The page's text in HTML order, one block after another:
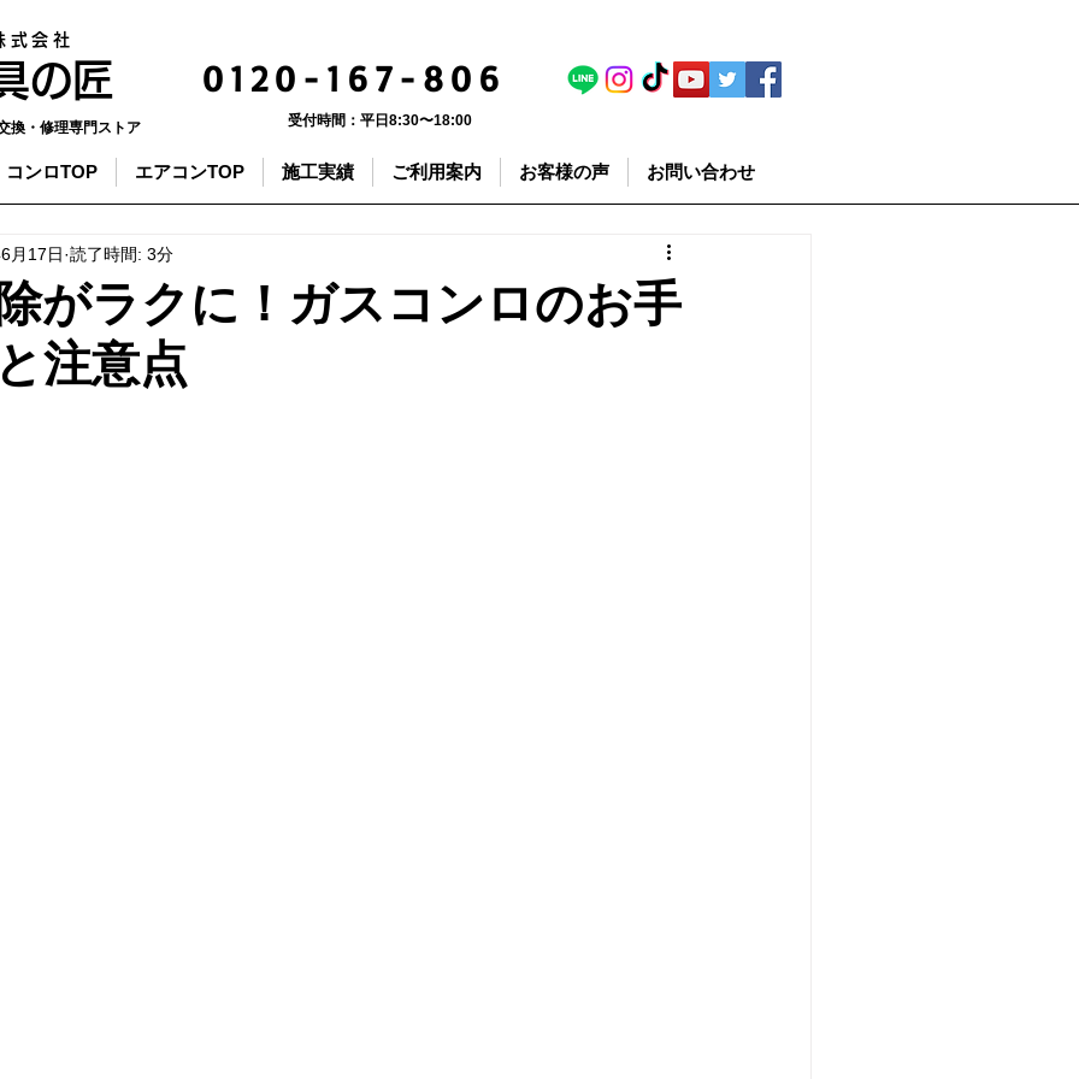
式会社
の匠 0120-167-806
換・修理専門ストア 受付時間： 平日8:30〜18:00
コンロTOP エアコンTOP 施工実績 ご利用案内 お客様の声 お問い合わせ
がラクに！ガスコンロのお手
注意点
月17日 読了時間: 3分